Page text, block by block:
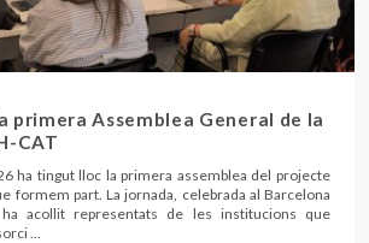
primera Assemblea General de la
CAT
ha tingut lloc la primera assemblea del projecte
formem part. La jornada, celebrada al Barcelona
acollit representats de les institucions que
…